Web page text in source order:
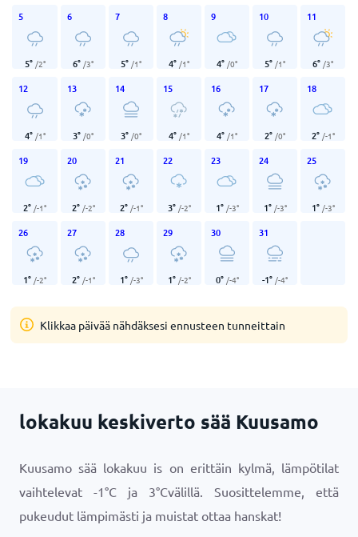
5
5° /2°
6
6° /3°
7
5° /1°
8
4° /1°
9
4° /0°
10
5° /1°
11
6° /3°
12
4° /1°
13
3° /0°
14
3° /0°
15
4° /1°
16
4° /1°
17
2° /0°
18
2° /-1°
19
2° /-1°
20
2° /-2°
21
2° /-1°
22
3° /-2°
23
1° /-3°
24
1° /-3°
25
1° /-3°
26
1° /-2°
27
2° /-1°
28
1° /-3°
29
1° /-2°
30
0° /-4°
31
-1° /-4°
Klikkaa päivää nähdäksesi ennusteen tunneittain
lokakuu keskiverto sää Kuusamo
Kuusamo sää lokakuu is on erittäin kylmä, lämpötilat
vaihtelevat -1°C ja 3°Cvälillä. Suosittelemme, että
pukeudut lämpimästi ja muistat ottaa hanskat!